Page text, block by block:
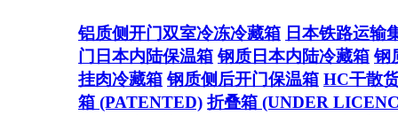
铝质侧开门双室冷冻冷藏箱 日本铁路运输
门日本内陆保温箱 钢质日本内陆冷藏箱 钢
挂肉冷藏箱 钢质侧后开门保温箱 HC干散
箱 (PATENTED) 折叠箱 (UNDER